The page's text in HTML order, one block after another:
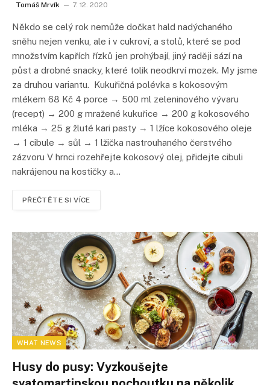
Tomáš Mrvík 7. 12. 2020
Někdo se celý rok nemůže dočkat hald nadýchaného
sněhu nejen venku, ale i v cukroví, a stolů, které se pod
množstvím kapřích řízků jen prohýbají, jiný raději sází na
půst a drobné snacky, které tolik neodkrví mozek. My jsme
za druhou variantu. Kukuřičná polévka s kokosovým
mlékem 68 Kč 4 porce → 500 ml zeleninového vývaru
(recept) → 200 g mražené kukuřice → 200 g kokosového
mléka → 25 g žluté kari pasty → 1 lžíce kokosového oleje
→ 1 cibule → sůl → 1 lžička nastrouhaného čerstvého
zázvoru V hrnci rozehřejte kokosový olej, přidejte cibuli
nakrájenou na kostičky a…
PŘEČTĚTE SI VÍCE
WHAT NEWS
Husy do pusy: Vyzkoušejte